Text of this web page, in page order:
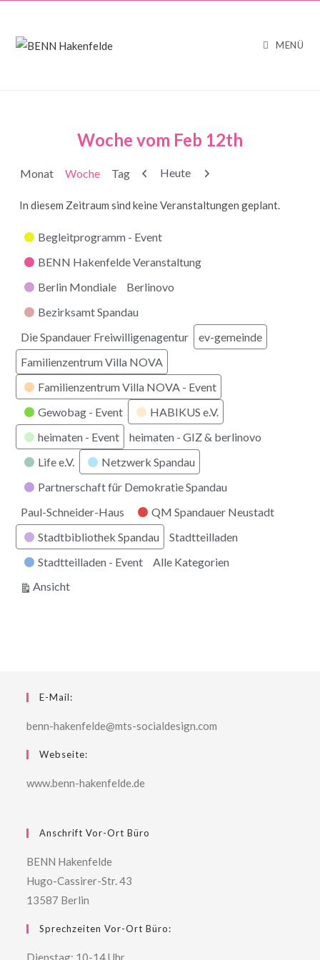
MENÜ
Woche vom Feb 12th
Monat Woche Tag Zurück
Heute Weiter
In diesem Zeitraum sind keine Veranstaltungen geplant.
Kategorien
Begleitprogramm - Event
BENN Hakenfelde Veranstaltung
Berlin Mondiale
Berlinovo
Bezirksamt Spandau
Die Spandauer Freiwilligenagentur
ev-gemeinde
Familienzentrum Villa NOVA
Familienzentrum Villa NOVA - Event
Gewobag - Event
HABIKUS e.V.
heimaten - Event
heimaten - GIZ & berlinovo
Life e.V.
Netzwerk Spandau
Partnerschaft für Demokratie Spandau
Paul-Schneider-Haus
QM Spandauer Neustadt
Stadtbibliothek Spandau
Stadtteilladen
Stadtteilladen - Event
Alle Kategorien
Ansichtausdrucken
E-Mail:
benn-hakenfelde@mts-socialdesign.com
Webseite:
www.benn-hakenfelde.de
Anschrift Vor-Ort Büro
BENN Hakenfelde
Hugo-Cassirer-Str. 43
13587 Berlin
Sprechzeiten Vor-Ort Büro:
Dienstag: 10-14 Uhr